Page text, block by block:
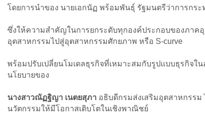
โดยการนำของ นายเอกนัฏ พร้อมพันธุ์ รัฐมนตรีว่าการกร
ซึ่งให้ความสำคัญในการยกระดับทุกองค์ประกอบของภาค
อุตสาหกรรมไปสู่อุตสาหกรรมศักยภาพ หรือ S-curve
พร้อมปรับเปลี่ยนโมเดลธุรกิจที่เหมาะสมกับรูปแบบธุรกิจ
นโยบายของ
นางสาวณัฏฐิญา เนตยสุภา อธิบดีกรมส่งเสริมอุตสาหกรรม
นวัตกรรมให้มีโอกาสเติบโตในเชิงพาณิชย์